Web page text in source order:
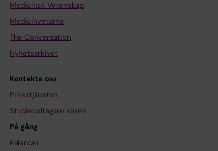
Medicinsk Vetenskap
Medicinvetarna
The Conversation
Nyhetsarkivet
Kontakta oss
Presstjänsten
Studiedeltagare sökes
På gång
Kalender